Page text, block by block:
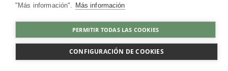
AGOTADO
HerbolarioWeb © 2026. All Rights Reserved
"Más información". Más información
PERMITIR TODAS LAS COOKIES
CONFIGURACIÓN DE COOKIES